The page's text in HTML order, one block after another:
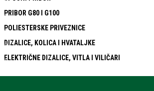
PRIBOR G80 I G100
POLIESTERSKE PRIVEZNICE
DIZALICE, KOLICA I HVATALJKE
ELEKTRIČNE DIZALICE, VITLA I VILIČARI